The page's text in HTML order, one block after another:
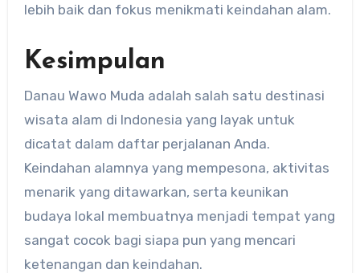
lebih baik dan fokus menikmati keindahan alam.
Kesimpulan
Danau Wawo Muda adalah salah satu destinasi
wisata alam di Indonesia yang layak untuk
dicatat dalam daftar perjalanan Anda.
Keindahan alamnya yang mempesona, aktivitas
menarik yang ditawarkan, serta keunikan
budaya lokal membuatnya menjadi tempat yang
sangat cocok bagi siapa pun yang mencari
ketenangan dan keindahan.